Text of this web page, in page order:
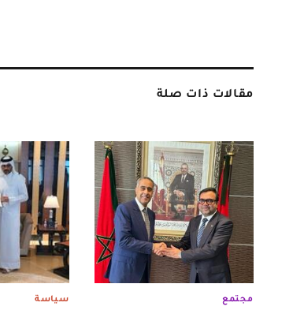
مقالات ذات صلة
مجتمع سياسة